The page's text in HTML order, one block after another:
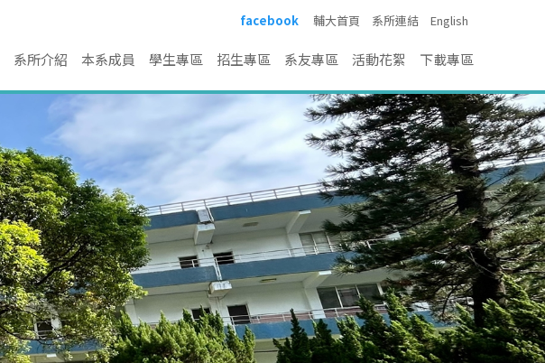
facebook 輔大首頁 系所連結 English
系所介紹 本系成員 學生專區 招生專區 系友專區 活動花絮 下載專區